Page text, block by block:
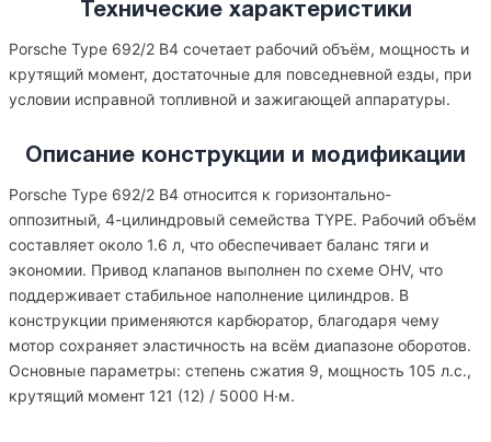
Технические характеристики
Porsche Type 692/2 B4 сочетает рабочий объём, мощность и
крутящий момент, достаточные для повседневной езды, при
условии исправной топливной и зажигающей аппаратуры.
Описание конструкции и модификации
Porsche Type 692/2 B4 относится к горизонтально-
оппозитный, 4-цилиндровый семейства TYPE. Рабочий объём
составляет около 1.6 л, что обеспечивает баланс тяги и
экономии. Привод клапанов выполнен по схеме OHV, что
поддерживает стабильное наполнение цилиндров. В
конструкции применяются карбюратор, благодаря чему
мотор сохраняет эластичность на всём диапазоне оборотов.
Основные параметры: степень сжатия 9, мощность 105 л.с.,
крутящий момент 121 (12) / 5000 Н·м.